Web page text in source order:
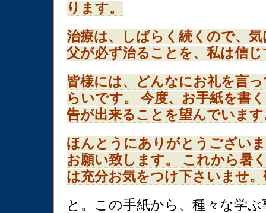
ります。
治療は、しばらく続くので、
父が必ず治ることを、私は信
皆様には、どんなにお礼を言
らいです。 今度、お手紙を書
告が出来ることを望んでいます
ほんとうにありがとうござい
お願い致します。 これから暑
は充分お気をつけ下さいませ。
と。この手紙から、種々な学